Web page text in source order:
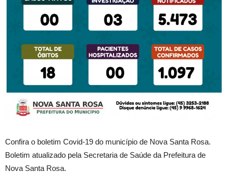
Confira o boletim Covid-19 do município de Nova Santa Rosa.
Boletim atualizado pela Secretaria de Saúde da Prefeitura de
Nova Santa Rosa.